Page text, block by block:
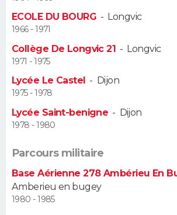
Alimentation
Guide de la santé
Maladies
Médicaments
Sommeil
VOYAGE
Destinations
City break
Voyage nature
Voyage de noces
Forum
Climat
+
PHOTO
GUIDES D'ACHAT
BONS PLANS
Carte de Noël
Carte Bonne année
Carte Saint-Valentin
Carte Pâques
Carte d'anniversaire
Dictionnaire
Biographies
Citations
Expressions
Proverbes
PROGRAMME TV
ECOLE DU BOURG - Longvic
1966 - 1971
Collège De Longvic 21 - Longvic
1971 - 1975
Lycée Le Castel - Dijon
1975 - 1978
Lycée Saint-benigne - Dijon
1978 - 1980
Parcours militaire
Base Aérienne 278 Ambérieu En
Amberieu en bugey
1980 - 1985